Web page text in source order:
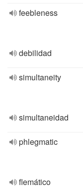
feebleness
debilidad
simultaneity
simultaneidad
phlegmatic
flemático